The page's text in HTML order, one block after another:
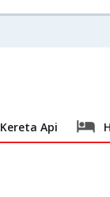
Kereta Api